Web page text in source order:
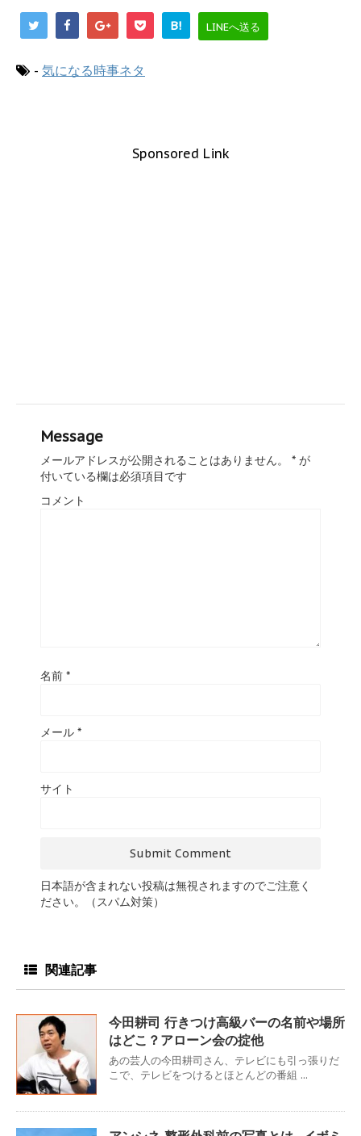
B! LINEへ送る
- 気になる時事ネタ
Sponsored Link
Message
メールアドレスが公開されることはありません。 * が
付いている欄は必須項目です
コメント
名前 *
メール *
サイト
日本語が含まれない投稿は無視されますのでご注意く
ださい。（スパム対策）
関連記事
今田耕司 行きつけ高級バーの名前や場所
はどこ？アローン会の掟他
あの芸人の今田耕司さん、テレビにも引っ張りだ
こで、テレビをつけるとほとんどの番組 ...